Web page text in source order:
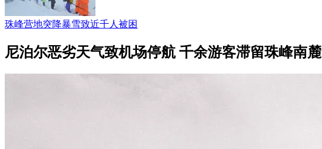
珠峰营地突降暴雪致近千人被困
尼泊尔恶劣天气致机场停航 千余游客滞留珠峰南麓